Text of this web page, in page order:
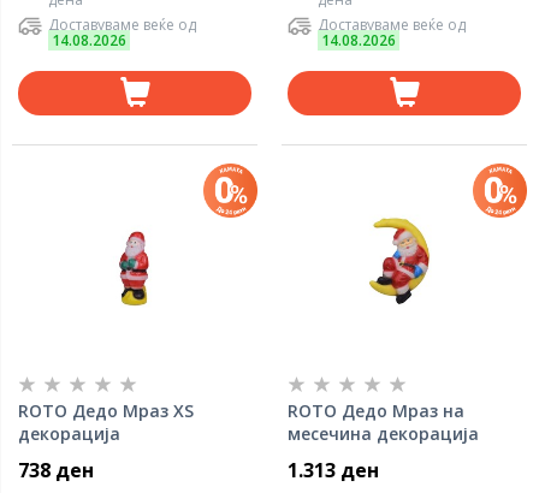
Доставуваме веќе од
14.08.2026
Доставуваме веќе од
14.08.2026
ROTO Дедо Мраз XS
декорација
738 ден
ROTO Дедо Мраз на
месечина декорација
1.313 ден